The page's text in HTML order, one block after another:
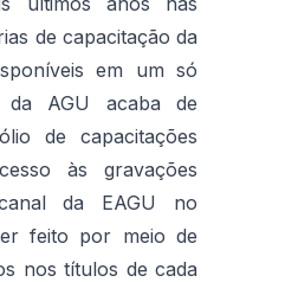
de capacitação da
em um só
AGU acaba de
de capacitações
às gravações
da EAGU no
feito por meio de
nos títulos de cada